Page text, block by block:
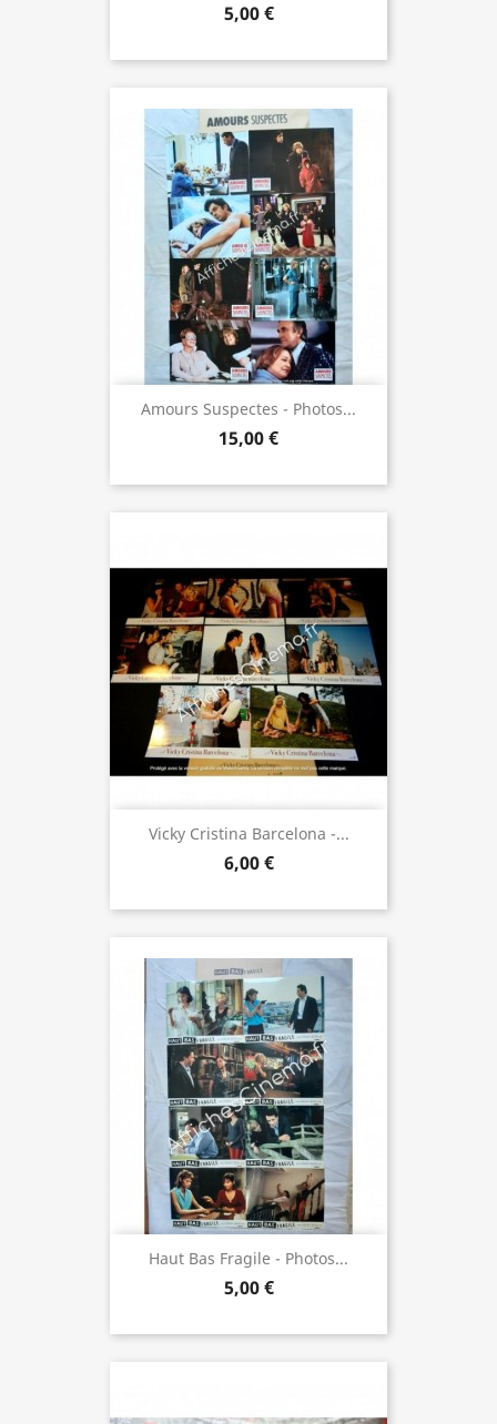
5,00 €
Amours Suspectes - Photos...
15,00 €
Vicky Cristina Barcelona -...
6,00 €
Haut Bas Fragile - Photos...
5,00 €